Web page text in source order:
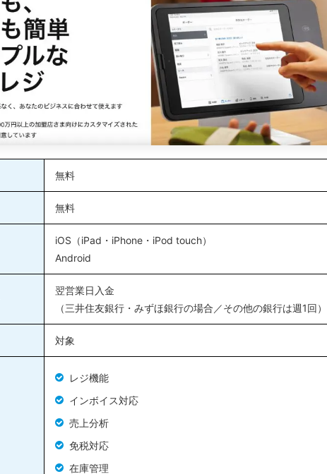
無料
無料
iOS（iPad・iPhone・iPod touch）
Android
翌営業日入金
（三井住友銀行・みずほ銀行の場合／その他の銀行は週1回）
対象
レジ機能
インボイス対応
売上分析
免税対応
在庫管理